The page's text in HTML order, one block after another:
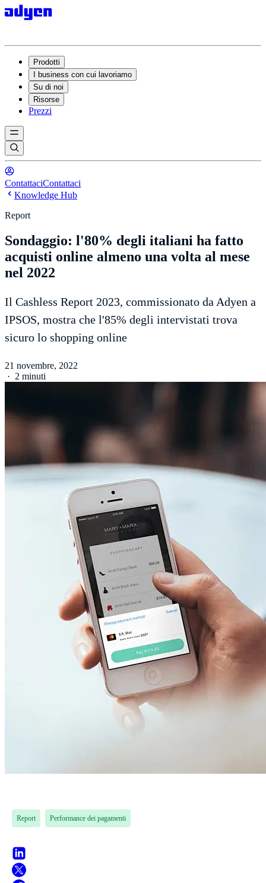
Prodotti
I business con cui lavoriamo
Su di noi
Risorse
Prezzi
ContattaciContattaci
Knowledge Hub
Report
Sondaggio: l'80% degli italiani ha fatto
acquisti online almeno una volta al mese
nel 2022
Il Cashless Report 2023, commissionato da Adyen a
IPSOS, mostra che l'85% degli intervistati trova
sicuro lo shopping online
21 novembre, 2022
· 2 minuti
Report Performance dei pagamenti